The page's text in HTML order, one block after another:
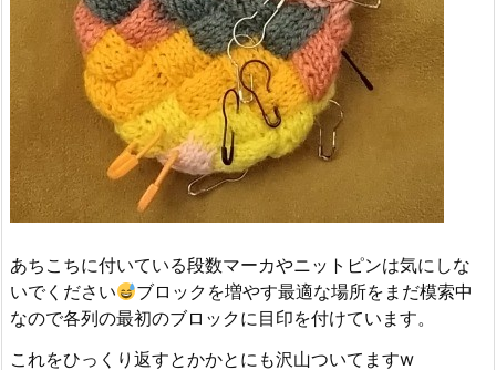
あちこちに付いている段数マーカやニットピンは気にしな
いでください
ブロックを増やす最適な場所をまだ模索中
なので各列の最初のブロックに目印を付けています。
これをひっくり返すとかかとにも沢山ついてますw